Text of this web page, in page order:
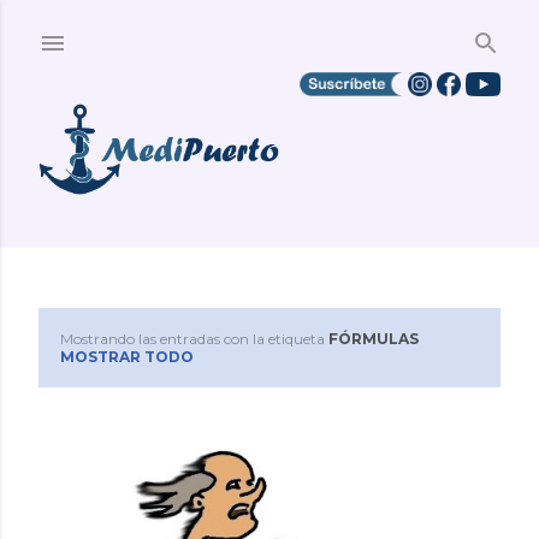
Mostrando las entradas con la etiqueta FÓRMULAS
MOSTRAR TODO